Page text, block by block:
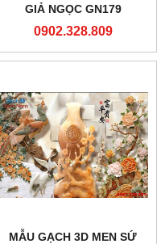
GIẢ NGỌC GN179
0902.328.809
MẪU GẠCH 3D MEN SỨ